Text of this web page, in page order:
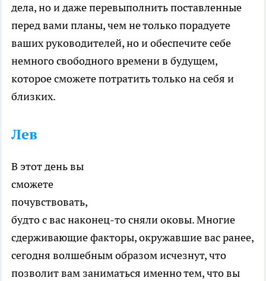
дела, но и даже перевыполнить поставленные
перед вами планы, чем не только порадуете
ваших руководителей, но и обеспечите себе
немного свободного времени в будущем,
которое сможете потратить только на себя и
близких.
Лев
В этот день вы
сможете
почувствовать,
будто с вас наконец-то сняли оковы. Многие
сдерживающие факторы, окружавшие вас ранее,
сегодня волшебным образом исчезнут, что
позволит вам заниматься именно тем, что вы